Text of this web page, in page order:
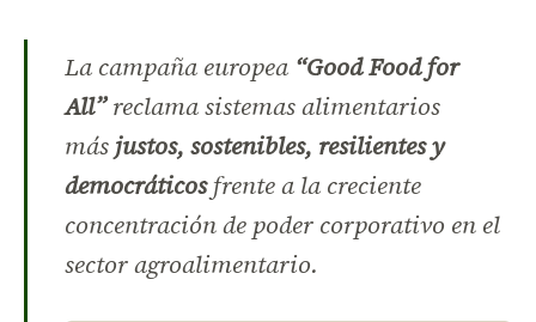
La campaña europea “Good Food for
All”reclama sistemas alimentarios
más justos, sostenibles, resilientes y
democráticosfrente a la creciente
concentración de poder corporativo en el
sector agroalimentario.